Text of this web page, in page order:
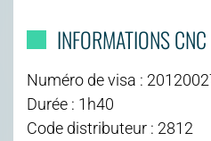
INFORMATIONS CNC
Numéro de visa :
Durée : 1h40
Code distributeur : 2812